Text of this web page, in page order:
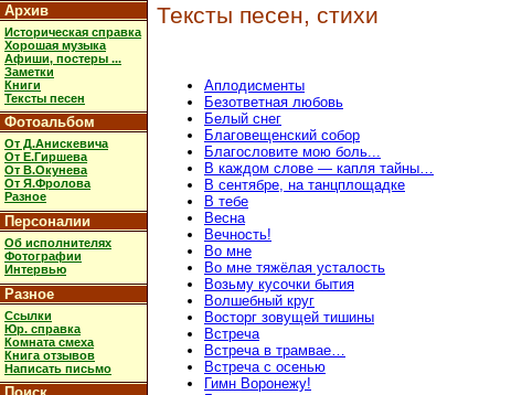
Архив
Историческая справка
Хорошая музыка
Афиши, постеры ...
Заметки
Книги
Тексты песен
Фотоальбом
От Д.Анискевича
От Е.Гиршева
От В.Окунева
От Я.Фролова
Разное
Персоналии
Об исполнителях
Фотографии
Интервью
Разное
Ссылки
Юр. справка
Комната смеха
Книга отзывов
Написать письмо
Тексты песен, стихи
Аплодисменты
Безответная любовь
Белый снег
Благовещенский собор
Благословите мою боль...
В каждом слове — капля тайны…
В сентябре, на танцплощадке
В тебе
Весна
Вечность!
Во мне
Во мне тяжёлая усталость
Возьму кусочки бытия
Волшебный круг
Восторг зовущей тишины
Встреча
Встреча в трамвае…
Встреча с осенью
Гимн Воронежу!